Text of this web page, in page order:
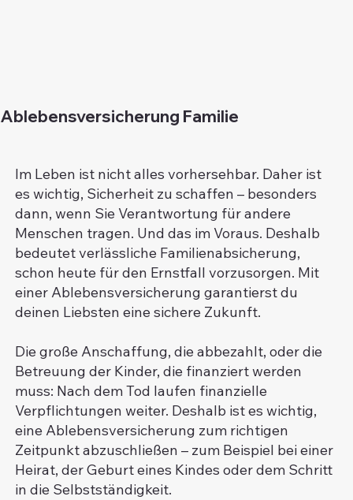
Ablebensversicherung Familie
Im Leben ist nicht alles vorhersehbar. Daher ist
es wichtig, Sicherheit zu schaffen – besonders
dann, wenn Sie Verantwortung für andere
Menschen tragen. Und das im Voraus. Deshalb
bedeutet verlässliche Familienabsicherung,
schon heute für den Ernstfall vorzusorgen. Mit
einer Ablebensversicherung garantierst du
deinen Liebsten eine sichere Zukunft.
Die große Anschaffung, die abbezahlt, oder die
Betreuung der Kinder, die finanziert werden
muss: Nach dem Tod laufen finanzielle
Verpflichtungen weiter. Deshalb ist es wichtig,
eine Ablebensversicherung zum richtigen
Zeitpunkt abzuschließen – zum Beispiel bei einer
Heirat, der Geburt eines Kindes oder dem Schritt
in die Selbstständigkeit.